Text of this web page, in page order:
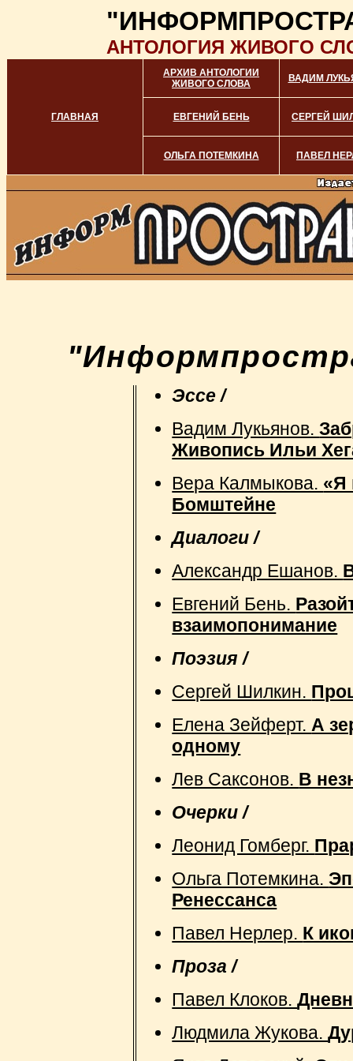
АНТОЛОГИЯ ЖИВОГО
ГЛАВНАЯ
АРХИВ АНТОЛОГИИ
ЖИВОГО СЛОВА
ВАДИМ
ЕВГЕНИЙ БЕНЬ СЕРГЕЙ
ОЛЬГА ПОТЕМКИНА ПАВЕЛ
Эссе /
Вадим Лукьянов.
Живопись Ильи
Вера Калмыкова. «Я
Бомштейне
Диалоги /
Александр Ешанов.
Евгений Бень.
взаимопонимание
Поэзия /
Сергей Шилкин.
Елена Зейферт. А
одному
Лев Саксонов. В
Очерки /
Леонид Гомберг.
Ольга Потемкина.
Ренессанса
Павел Нерлер. К
Проза /
Павел Клоков.
Людмила Жукова.